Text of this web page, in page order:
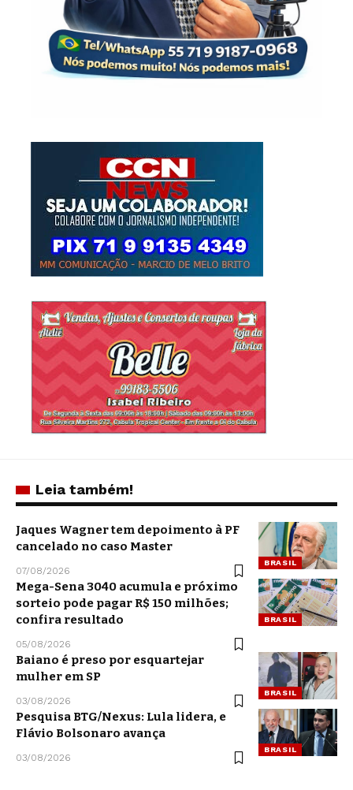
Leia também!
BRASIL
Jaques Wagner tem depoimento à PF
cancelado no caso Master
07/08/2026
BRASIL
Mega-Sena 3040 acumula e próximo
sorteio pode pagar R$ 150 milhões;
confira resultado
05/08/2026
BRASIL
Baiano é preso por esquartejar
mulher em SP
03/08/2026
BRASIL
Pesquisa BTG/Nexus: Lula lidera, e
Flávio Bolsonaro avança
03/08/2026